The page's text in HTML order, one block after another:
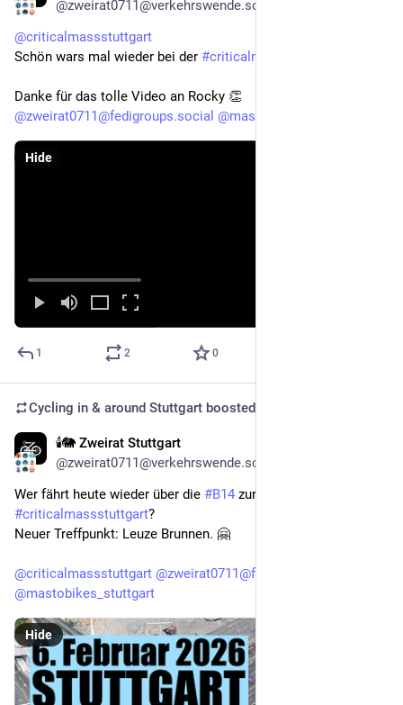
@zweirat0711@verkehrswende.social
@criticalmassstuttgart
Schön wars mal wieder bei der #criticalmassstuttgart
Danke für das tolle Video an Rocky 👏
@zweirat0711@fedigroups.social @mastobikes_stuttgart
Hide
1 2 0
Cycling in & around Stuttgart boosted
🕯️🐘 Zweirat Stuttgart
@zweirat0711@verkehrswende.social
Wer fährt heute wieder über die #B14
#criticalmassstuttgart?
Neuer Treffpunkt: Leuze Brunnen. 🤗
@criticalmassstuttgart @zweirat0711@fedigroups.social
@mastobikes_stuttgart
Hide